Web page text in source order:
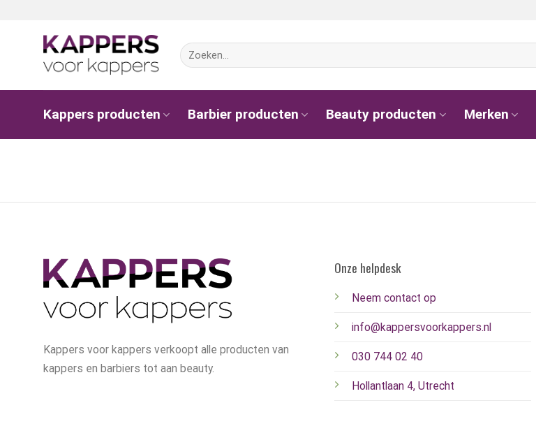
Zoeken
naar:
Kappers producten Barbier producten Beauty producten Merken
Kappers voor kappers verkoopt alle producten van
kappers en barbiers tot aan beauty.
Onze helpdesk
Neem contact op
info@kappersvoorkappers.nl
030 744 02 40
Hollantlaan 4, Utrecht